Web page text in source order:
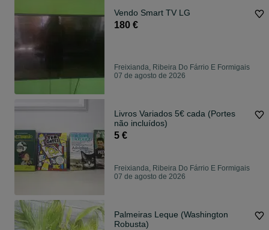
Vendo Smart TV LG
180 €
Freixianda, Ribeira Do Fárrio E Formigais
07 de agosto de 2026
Livros Variados 5€ cada (Portes
não incluídos)
5 €
Freixianda, Ribeira Do Fárrio E Formigais
07 de agosto de 2026
Palmeiras Leque (Washington
Robusta)